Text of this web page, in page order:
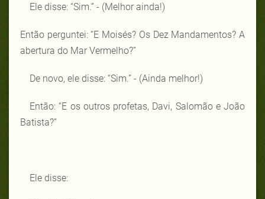
Ele disse: “Sim.” - (Melhor ainda!)
Então perguntei: “E Moisés? Os Dez Mandamentos? A
abertura do Mar Vermelho?”
De novo, ele disse: “Sim.” - (Ainda melhor!)
Então: “E os outros profetas, Davi, Salomão e João
Batista?”
Ele disse: